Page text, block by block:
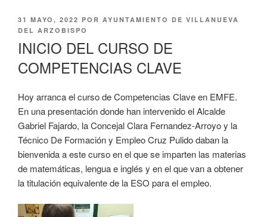
PUBLICADO
EL
31 MAYO, 2022 POR AYUNTAMIENTO DE VILLANUEVA
DEL ARZOBISPO
INICIO DEL CURSO DE
COMPETENCIAS CLAVE
Hoy arranca el curso de Competencias Clave en EMFE.
En una presentación donde han intervenido el Alcalde
Gabriel Fajardo, la Concejal Clara Fernandez-Arroyo y la
Técnico De Formación y Empleo Cruz Pulido daban la
bienvenida a este curso en el que se imparten las materias
de matemáticas, lengua e inglés y en el que van a obtener
la titulación equivalente de la ESO para el empleo.